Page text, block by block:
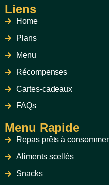
Liens
Home
Plans
Menu
Récompenses
Cartes-cadeaux
FAQs
Menu Rapide
Repas prêts à consommer
Aliments scellés
Snacks